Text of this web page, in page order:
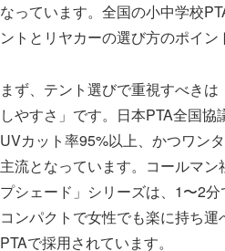
なっています。全国の小中学校
ントとリヤカーの選び方のポイン
まず、テント選びで重視すべき
しやすさ」です。日本PTA全国協
UVカット率95%以上、かつワン
主流となっています。コールマ
プシェード」シリーズは、1〜2
コンパクトで女性でも楽に持ち
PTAで採用されています。